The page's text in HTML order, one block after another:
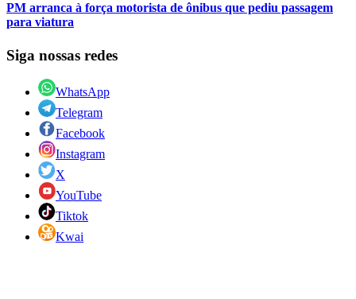
PM arranca à força motorista de ônibus que pediu passagem
para viatura
Siga nossas redes
WhatsApp
Telegram
Facebook
Instagram
X
YouTube
Tiktok
Kwai